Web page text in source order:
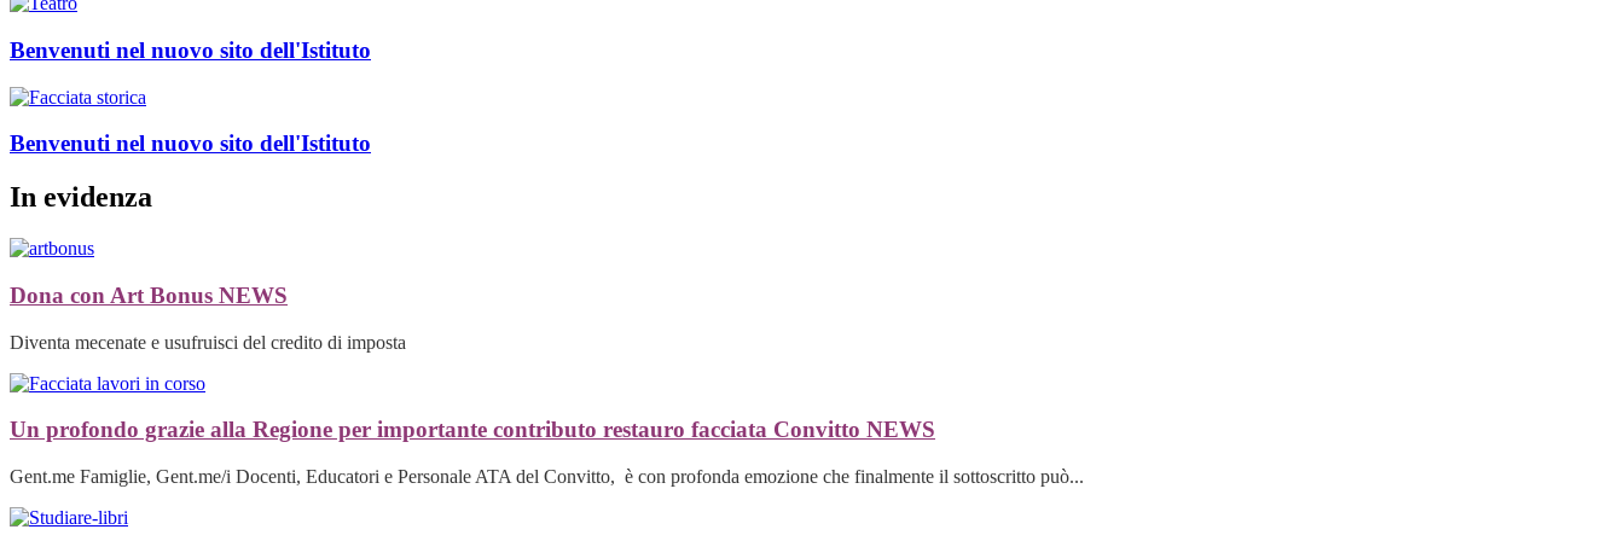
Benvenuti nel nuovo sito dell'Istituto
Benvenuti nel nuovo sito dell'Istituto
In evidenza
Dona con Art Bonus NEWS
Diventa mecenate e usufruisci del credito di imposta
Un profondo grazie alla Regione per importante contributo restauro facciata Convitto NEWS
Gent.me Famiglie, Gent.me/i Docenti, Educatori e Personale ATA del Convitto, è con profonda emozione che finalmente il sottoscritto può...